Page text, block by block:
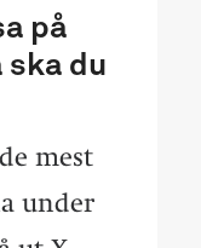
på
ska du
mest
under